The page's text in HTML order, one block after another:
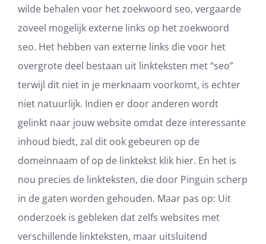
wilde behalen voor het zoekwoord seo, vergaarde
zoveel mogelijk externe links op het zoekwoord
seo. Het hebben van externe links die voor het
overgrote deel bestaan uit linkteksten met “seo”
terwijl dit niet in je merknaam voorkomt, is echter
niet natuurlijk. Indien er door anderen wordt
gelinkt naar jouw website omdat deze interessante
inhoud biedt, zal dit ook gebeuren op de
domeinnaam of op de linktekst klik hier. En het is
nou precies de linkteksten, die door Pinguin scherp
in de gaten worden gehouden. Maar pas op: Uit
onderzoek is gebleken dat zelfs websites met
verschillende linkteksten, maar uitsluitend